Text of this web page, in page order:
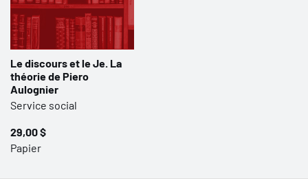
Le discours et le Je. La
théorie de Piero
Aulognier
Service social
29,00 $
Papier